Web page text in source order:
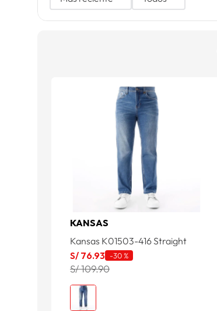
KANSAS
Kansas K01503-416 Straight
S/ 76.93 -30 %
S/ 109.90